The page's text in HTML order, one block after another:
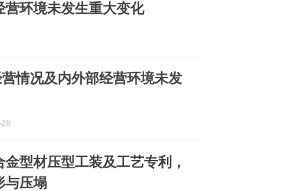
环境未发生重大变化
情况及内外部经营环境未发
型材压型工装及工艺专利，
与压塌